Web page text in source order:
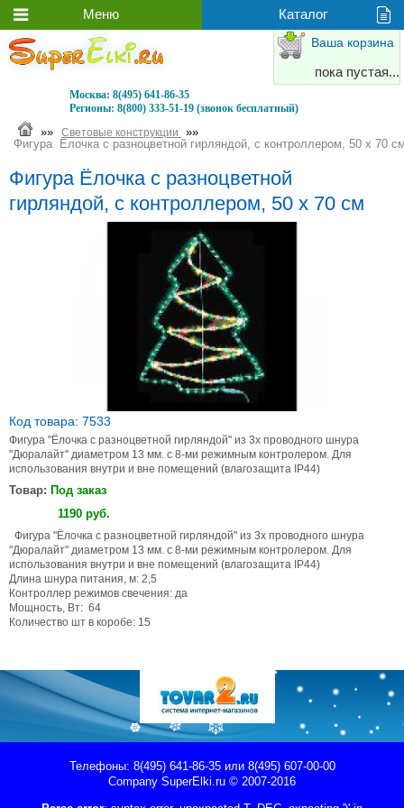
Москва: 8(495) 641-86-35
Регионы: 8(800) 333-51-19 (звонок бесплатный)
Ваша корзина
пока пустая...
»» Световые конструкции
»»
Фигура Ёлочка с разноцветной гирляндой, с контроллером, 50 x 70
Фигура Ёлочка с разноцветной
гирляндой, с контроллером, 50 x 70 см
Код товара: 7533
Фигура "Ёлочка с разноцветной гирляндой" из 3х проводного шнура
"Дюралайт" диаметром 13 мм. с 8-ми режимным контролером. Для
использования внутри и вне помещений (влагозащита IP44)
Товар: Под заказ
1190 руб.
Фигура "Ёлочка с разноцветной гирляндой" из 3х проводного шнура
"Дюралайт" диаметром 13 мм. с 8-ми режимным контролером. Для
использования внутри и вне помещений (влагозащита IP44)
Длина шнура питания, м: 2,5
Контроллер режимов свечения: да
Мощность, Вт: 64
Количество шт в коробе: 15
Телефоны: 8(495) 641-86-35 или 8(495) 607-00-00
Company SuperElki.ru © 2007-2016